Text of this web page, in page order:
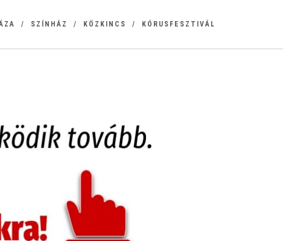
SZÍNHÁZ KÖZKINCS KÓRUSFESZTIVÁL